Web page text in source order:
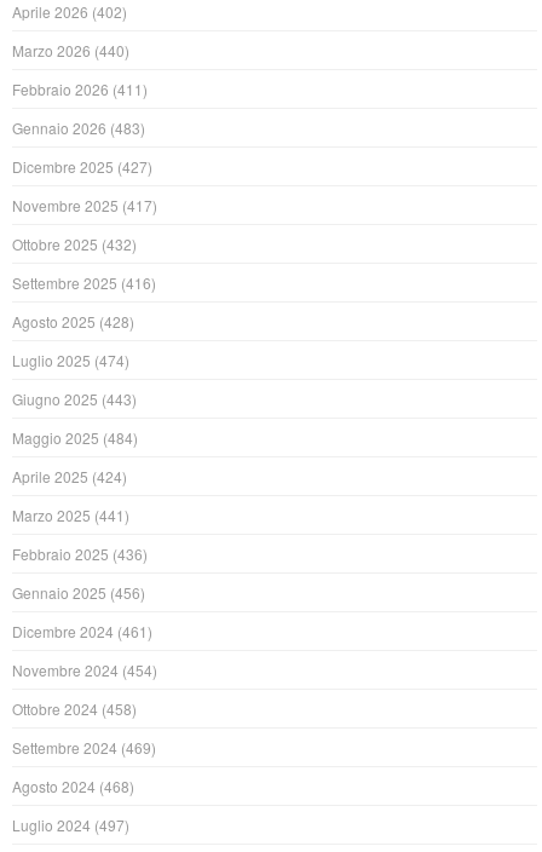
Aprile 2026 (402)
Marzo 2026 (440)
Febbraio 2026 (411)
Gennaio 2026 (483)
Dicembre 2025 (427)
Novembre 2025 (417)
Ottobre 2025 (432)
Settembre 2025 (416)
Agosto 2025 (428)
Luglio 2025 (474)
Giugno 2025 (443)
Maggio 2025 (484)
Aprile 2025 (424)
Marzo 2025 (441)
Febbraio 2025 (436)
Gennaio 2025 (456)
Dicembre 2024 (461)
Novembre 2024 (454)
Ottobre 2024 (458)
Settembre 2024 (469)
Agosto 2024 (468)
Luglio 2024 (497)